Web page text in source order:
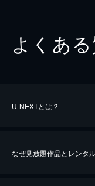
よくあ
U-NEXTとは？
なぜ見放題作品とレンタ